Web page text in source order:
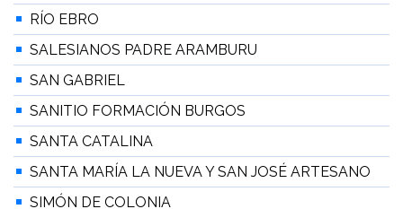
RÍO EBRO
SALESIANOS PADRE ARAMBURU
SAN GABRIEL
SANITIO FORMACIÓN BURGOS
SANTA CATALINA
SANTA MARÍA LA NUEVA Y SAN JOSÉ ARTESANO
SIMÓN DE COLONIA